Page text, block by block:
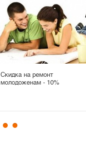
Скидка на элитный ремонт до
10%